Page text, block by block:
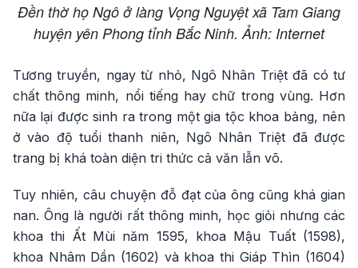
Đền thờ họ Ngô ở làng Vọng Nguyệt xã Tam Giang
huyện yên Phong tỉnh Bắc Ninh. Ảnh: Internet
Tương truyền, ngay từ nhỏ, Ngô Nhân Triệt đã có tư
chất thông minh, nổi tiếng hay chữ trong vùng. Hơn
nữa lại được sinh ra trong một gia tộc khoa bảng, nên
ở vào độ tuổi thanh niên, Ngô Nhân Triệt đã được
trang bị khá toàn diện tri thức cả văn lẫn võ.
Tuy nhiên, câu chuyện đỗ đạt của ông cũng khá gian
nan. Ông là người rất thông minh, học giỏi nhưng các
khoa thi Ất Mùi năm 1595, khoa Mậu Tuất (1598),
khoa Nhâm Dần (1602) và khoa thi Giáp Thìn (1604)